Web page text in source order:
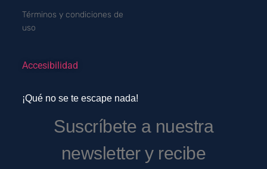
Términos y condiciones de
uso
Accesibilidad
¡Qué no se te escape nada!
Suscríbete a nuestra
newsletter y recibe